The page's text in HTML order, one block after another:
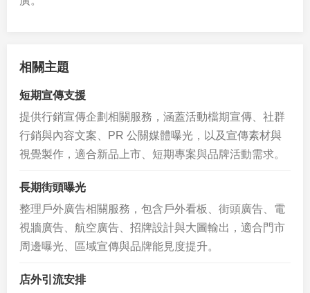
相關主題
短期宣傳支援
提供行銷宣傳企劃相關服務，涵蓋活動檔期宣傳、社群
行銷與內容文案、PR 公關媒體曝光，以及宣傳素材與
視覺製作，適合新品上市、短期專案與品牌活動需求。
長期街頭曝光
整理戶外廣告相關服務，包含戶外看板、街頭廣告、電
視牆廣告、航空廣告、招牌設計與大圖輸出，適合門市
周邊曝光、區域宣傳與品牌能見度提升。
店外引流安排